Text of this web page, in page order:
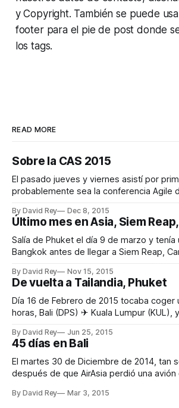
y Copyright. También se puede
footerpara el pie de post donde
lostags.
READ MORE
Sobre la CAS 2015
El pasado jueves y viernes asistí por
probablemente sea la conferencia Agile
incomparable, el Círculo de Bellas Artes. Organización La
organización estuvo impecable desde el
Bien es cierto que la
By David Rey Dec 8, 2015
Último mes en Asia, Siem
Salía de Phuket el día 9 de marzo y tenía
Bangkok antes de llegar a Siem Reap,
am * Bangkok (DMK) 2:50 pm ✈ Siem Reap (REP) 3:45 pm
Los vuelos en orden,
By David Rey Nov 15, 2015
De vuelta a Tailandia, Phuket
Día 16 de Febrero de 2015 tocaba coger
horas, Bali (DPS) ✈ Kuala Lumpur (KUL),
pasaría los siguientes 21 días, Phuket Town. Aterrice
aeropuerto de Phuket sobre las 8:40pm
By David Rey Jun 25, 2015
45 días en Bali
El martes 30 de Diciembre de 2014, tan
después de que AirAsia perdió una
estaba tranquilo volando la mayor parte
By David Rey Mar 3, 2015